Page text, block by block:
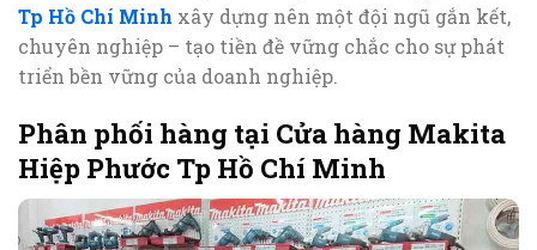
Tp Hồ Chí Minh xây dựng nên một đội ngũ gắn kết,
chuyên nghiệp – tạo tiền đề vững chắc cho sự phát
triển bền vững của doanh nghiệp.
Phân phối hàng tại Cửa hàng Makita
Hiệp Phước Tp Hồ Chí Minh